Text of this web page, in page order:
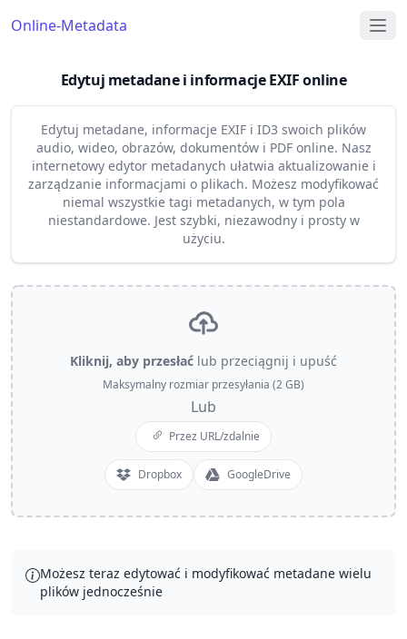
Online-Metadata
Edytuj metadane i informacje EXIF online
Edytuj metadane, informacje EXIF i ID3 swoich plików
audio, wideo, obrazów, dokumentów i PDF online. Nasz
internetowy edytor metadanych ułatwia aktualizowanie i
zarządzanie informacjami o plikach. Możesz modyfikować
niemal wszystkie tagi metadanych, w tym pola
niestandardowe. Jest szybki, niezawodny i prosty w
użyciu.
Kliknij, aby przesłać lub przeciągnij i upuść
Maksymalny rozmiar przesyłania (2 GB)
Lub
Przez URL/zdalnie
Dropbox GoogleDrive
Możesz teraz edytować i modyfikować metadane wielu
plików jednocześnie